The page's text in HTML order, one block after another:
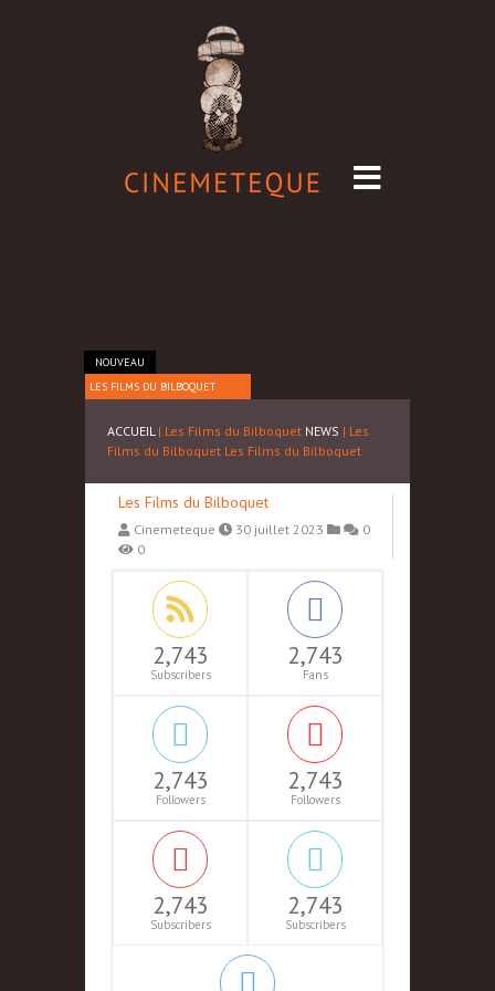
NOUVEAU
LES FILMS DU BILBOQUET
ACCUEIL | Les Films du Bilboquet NEWS | Les
Films du Bilboquet Les Films du Bilboquet
Les Films du Bilboquet
Cinemeteque 30 juillet 2023
0
0
2,743
Subscribers
2,743
Fans
2,743
Followers
2,743
Followers
2,743
Subscribers
2,743
Subscribers